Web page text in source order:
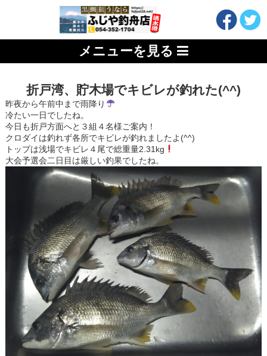
メニューを見る
折戸湾、貯木場でキビレが釣れた(^^)
昨夜から午前中まで雨降り
冷たい一日でしたね。
今日も折戸方面へと３組４名様ご案内！
クロダイは釣れず各所でキビレが釣れましたよ(^^)
トップは浅場でキビレ４尾で総重量2.31kg
大会予選会二日目は厳しい釣果でしたね。